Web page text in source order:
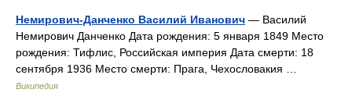
Немирович-Данченко Василий Иванович — Василий
Немирович Данченко Дата рождения: 5 января 1849 Место
рождения: Тифлис, Российская империя Дата смерти: 18
сентября 1936 Место смерти: Прага, Чехословакия …
Википедия